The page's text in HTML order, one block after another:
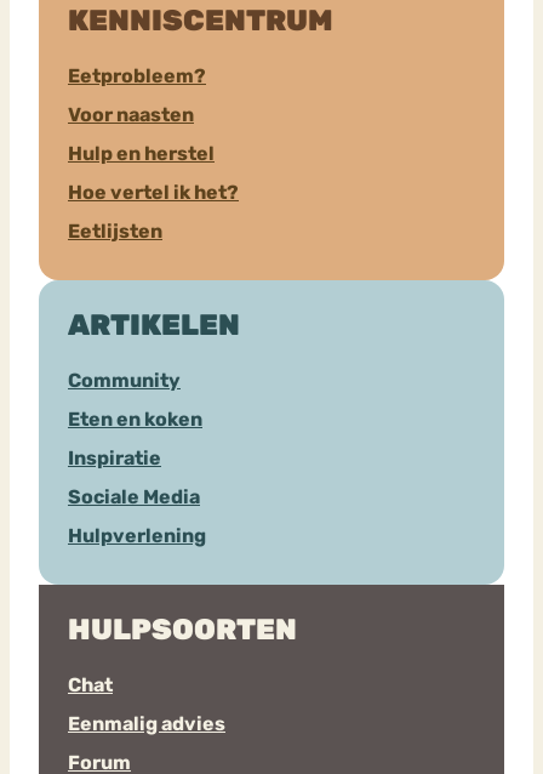
KENNISCENTRUM
Eetprobleem?
Voor naasten
Hulp en herstel
Hoe vertel ik het?
Eetlijsten
ARTIKELEN
Community
Eten en koken
Inspiratie
Sociale Media
Hulpverlening
HULPSOORTEN
Chat
Eenmalig advies
Forum